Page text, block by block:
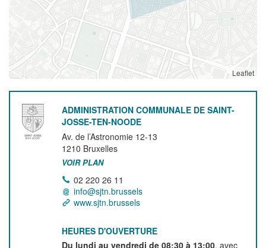
Leaflet
ADMINISTRATION COMMUNALE DE SAINT-
JOSSE-TEN-NOODE
Av. de l’Astronomie 12-13
1210 Bruxelles
VOIR PLAN
02 220 26 11
info@sjtn.brussels
www.sjtn.brussels
HEURES D'OUVERTURE
Du lundi au vendredi de 08:30 à 13:00, avec